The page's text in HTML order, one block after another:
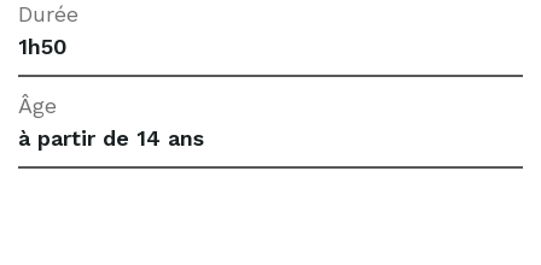
Durée
1h50
Âge
à partir de 14 ans